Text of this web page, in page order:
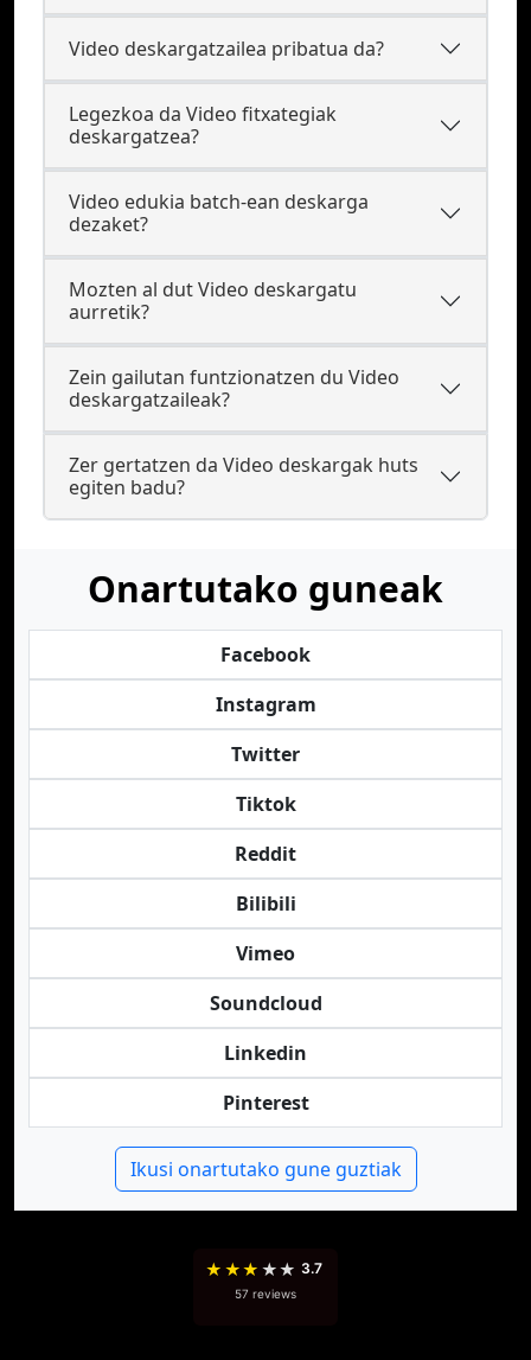
Video deskargatzailea pribatua da?
Legezkoa da Video fitxategiak
deskargatzea?
Video edukia batch-ean deskarga
dezaket?
Mozten al dut Video deskargatu
aurretik?
Zein gailutan funtzionatzen du Video
deskargatzaileak?
Zer gertatzen da Video deskargak huts
egiten badu?
Onartutako guneak
Facebook
Instagram
Twitter
Tiktok
Reddit
Bilibili
Vimeo
Soundcloud
Linkedin
Pinterest
Ikusi onartutako gune guztiak
★ ★★ ★★ 3.7
57 reviews